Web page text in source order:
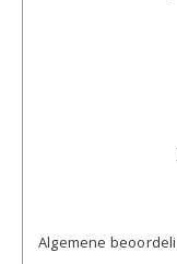
Algemene